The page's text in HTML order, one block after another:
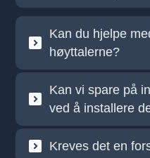
Kan du hjelpe
høyttalerne?
Kan vi spare på
ved å installere
Kreves det en